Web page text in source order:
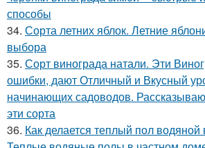
способы
34. Сорта летних яблок. Летние
выбора
35. Сорт винограда натали. Эти
ошибки, дают Отличный и Вкусный
начинающих садоводов.
эти сорта
36. Как делается теплый пол